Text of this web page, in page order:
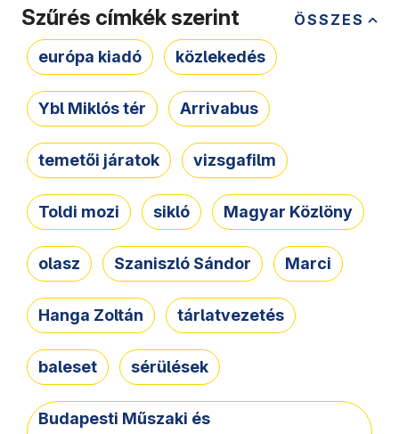
ÖSSZES
Szűrés címkék szerint
európa kiadó közlekedés
Ybl Miklós tér Arrivabus
temetői járatok vizsgafilm
Toldi mozi sikló Magyar Közlöny
olasz Szaniszló Sándor Marci
Hanga Zoltán tárlatvezetés
baleset sérülések
Budapesti Műszaki és